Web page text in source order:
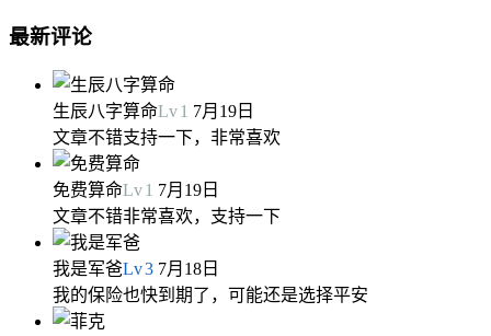
最新评论
生辰八字算命Lv1 7月19日
文章不错支持一下，非常喜欢
免费算命Lv1 7月19日
文章不错非常喜欢，支持一下
我是军爸Lv3 7月18日
我的保险也快到期了，可能还是选择平安